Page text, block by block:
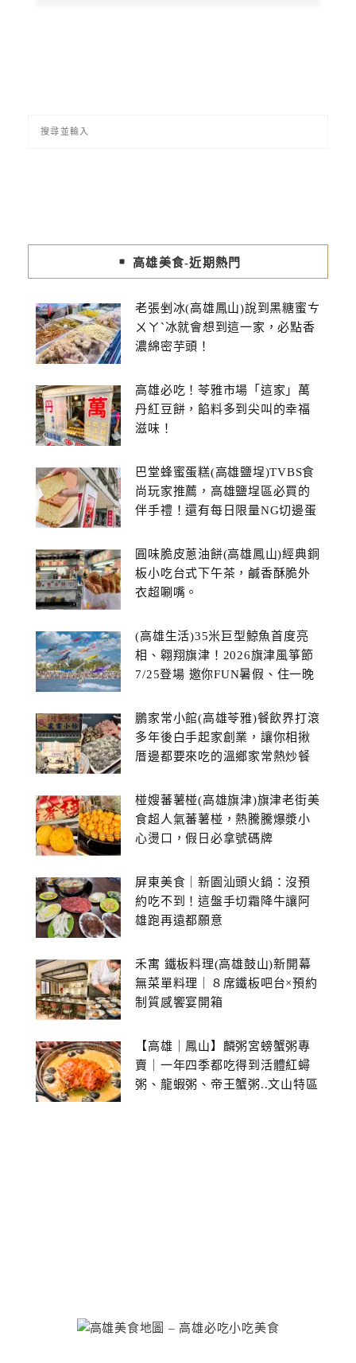
高雄美食-近期熱門
老張剉冰(高雄鳳山)說到黑糖蜜ㄘ
ㄨㄚˋ冰就會想到這一家，必點香
濃綿密芋頭！
高雄必吃！苓雅市場「這家」萬
丹紅豆餅，餡料多到尖叫的幸福
滋味！
巴堂蜂蜜蛋糕(高雄鹽埕)TVBS食
尚玩家推薦，高雄鹽埕區必買的
伴手禮！還有每日限量NG切邊蛋
圓味脆皮蔥油餅(高雄鳳山)經典銅
板小吃台式下午茶，鹹香酥脆外
衣超唰嘴。
(高雄生活)35米巨型鯨魚首度亮
相、翱翔旗津！2026旗津風箏節
7/25登場 邀你FUN暑假、住一晚
鵬家常小館(高雄苓雅)餐飲界打滾
多年後白手起家創業，讓你相揪
厝邊都要來吃的溫鄉家常熱炒餐
椪嫂蕃薯椪(高雄旗津)旗津老街美
食超人氣蕃薯椪，熱騰騰爆漿小
心燙口，假日必拿號碼牌
屏東美食｜新園汕頭火鍋：沒預
約吃不到！這盤手切霜降牛讓阿
雄跑再遠都願意
禾寓 鐵板料理(高雄鼓山)新開幕
無菜單料理｜８席鐵板吧台×預約
制質感饗宴開箱
【高雄｜鳳山】麟粥宮螃蟹粥專
賣｜一年四季都吃得到活體紅蟳
粥、龍蝦粥、帝王蟹粥..文山特區